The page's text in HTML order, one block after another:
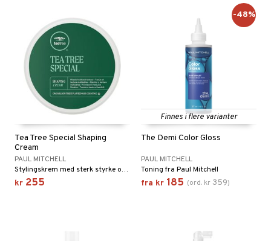
Tea Tree Special Shaping
Cream
PAUL MITCHELL
Stylingskrem med sterk styrke og matt finish.
kr 255
Finnes i flere varianter
The Demi Color Gloss
PAUL MITCHELL
Toning fra Paul Mitchell
fra kr 185 (ord. kr 359)
-48%